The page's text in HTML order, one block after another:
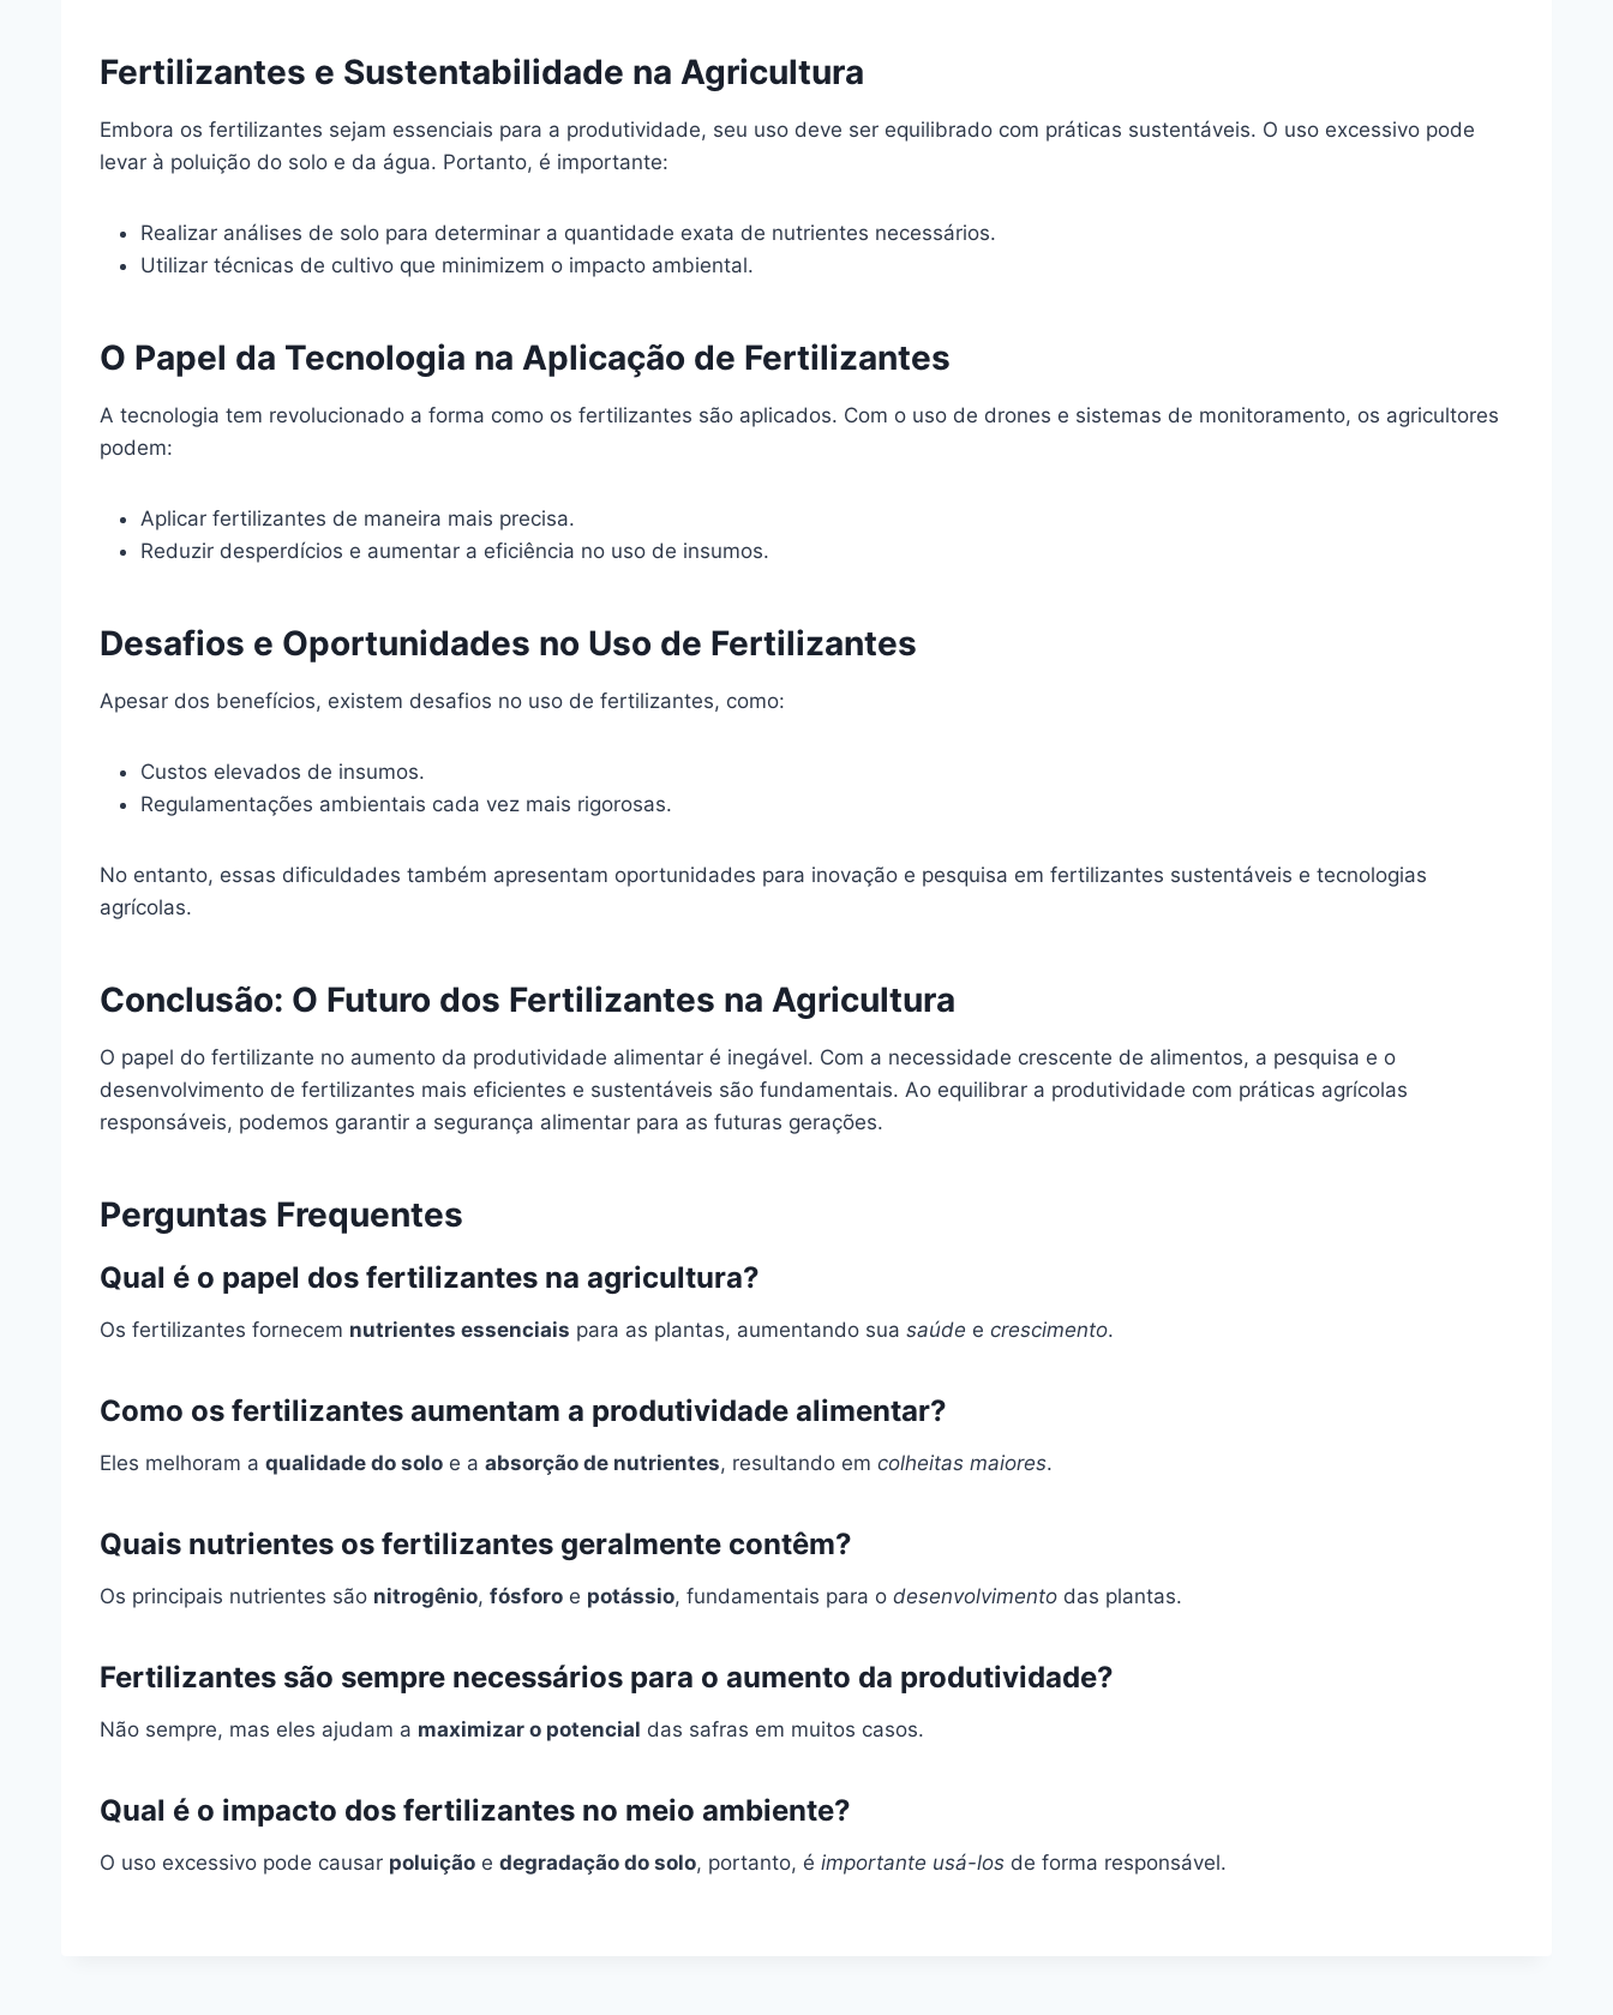
Fertilizantes e Sustentabilidade na Agricultura
Embora os fertilizantes sejam essenciais para a produtividade, seu uso deve ser equilibrado com práticas sustentáveis. O uso excessivo pode
levar à poluição do solo e da água. Portanto, é importante:
Realizar análises de solo para determinar a quantidade exata de nutrientes necessários.
Utilizar técnicas de cultivo que minimizem o impacto ambiental.
O Papel da Tecnologia na Aplicação de Fertilizantes
A tecnologia tem revolucionado a forma como os fertilizantes são aplicados. Com o uso de drones e sistemas de monitoramento, os agricultores
podem:
Aplicar fertilizantes de maneira mais precisa.
Reduzir desperdícios e aumentar a eficiência no uso de insumos.
Desafios e Oportunidades no Uso de Fertilizantes
Apesar dos benefícios, existem desafios no uso de fertilizantes, como:
Custos elevados de insumos.
Regulamentações ambientais cada vez mais rigorosas.
No entanto, essas dificuldades também apresentam oportunidades para inovação e pesquisa em fertilizantes sustentáveis e tecnologias
agrícolas.
Conclusão: O Futuro dos Fertilizantes na Agricultura
O papel do fertilizante no aumento da produtividade alimentar é inegável. Com a necessidade crescente de alimentos, a pesquisa e o
desenvolvimento de fertilizantes mais eficientes e sustentáveis são fundamentais. Ao equilibrar a produtividade com práticas agrícolas
responsáveis, podemos garantir a segurança alimentar para as futuras gerações.
Perguntas Frequentes
Qual é o papel dos fertilizantes na agricultura?
Os fertilizantes fornecem nutrientes essenciais para as plantas, aumentando sua saúde e crescimento.
Como os fertilizantes aumentam a produtividade alimentar?
Eles melhoram a qualidade do solo e a absorção de nutrientes, resultando em colheitas maiores.
Quais nutrientes os fertilizantes geralmente contêm?
Os principais nutrientes são nitrogênio, fósforo e potássio, fundamentais para o desenvolvimento das plantas.
Fertilizantes são sempre necessários para o aumento da produtividade?
Não sempre, mas eles ajudam a maximizar o potencial das safras em muitos casos.
Qual é o impacto dos fertilizantes no meio ambiente?
O uso excessivo pode causar poluição e degradação do solo, portanto, é importante usá-los de forma responsável.